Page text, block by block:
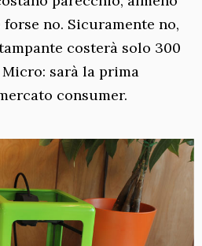
no. Sicuramente no,
costerà solo 300
sarà la prima
consumer.